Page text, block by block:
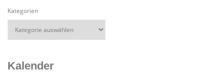
Kategorien
Kalender